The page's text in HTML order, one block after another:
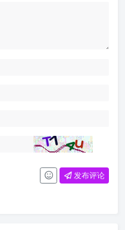
发布评论